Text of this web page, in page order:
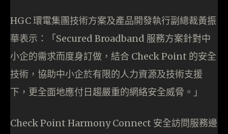
HGC 環電集團技術方案及產品開發執行副總裁黃振
華表示：「Secured Broadband 服務方案針對中
小企的需求而度身訂做，結合 Check Point 的安全
技術，協助中小企於有限的人力資源及技術支援
下，更全面地應付日趨嚴重的網絡安全威脅。」
Check Point Harmony Connect 安全訪問服務邊